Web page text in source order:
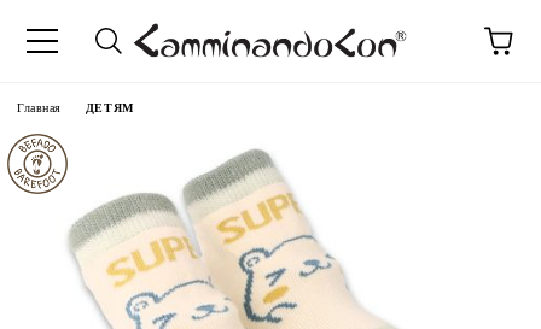
Главная ДЕТЯМ